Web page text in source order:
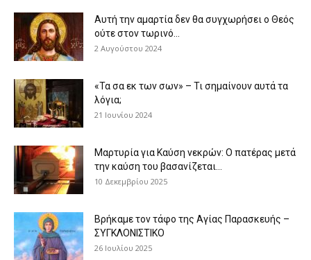
Αυτή την αμαρτία δεν θα συγχωρήσει ο Θεός
ούτε στον τωρινό...
2 Αυγούστου 2024
«Τα σα εκ των σων» – Τι σημαίνουν αυτά τα
λόγια;
21 Ιουνίου 2024
Μαρτυρία για Καύση νεκρών: Ο πατέρας μετά
την καύση του βασανίζεται...
10 Δεκεμβρίου 2025
Βρήκαμε τον τάφο της Αγίας Παρασκευής –
ΣΥΓΚΛΟΝΙΣΤΙΚΟ
26 Ιουλίου 2025